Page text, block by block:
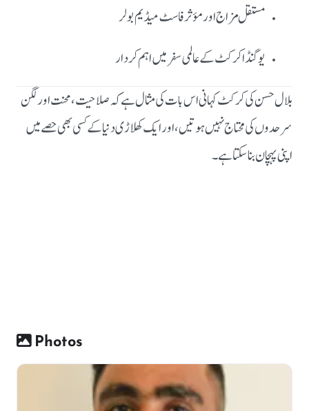
مستقل مزاج اور مؤثر فاسٹ میڈیم بولر
یوگنڈا کرکٹ کے عالمی سفر میں اہم کردار
بلال حسن کی کرکٹ کہانی اس بات کی مثال ہے کہ صلاحیت، محنت اور لگن
سرحدوں کی محتاج نہیں ہوتیں، اور ایک کھلاڑی دنیا کے کسی بھی حصے میں
اپنی پہچان بنا سکتا ہے۔
Photos